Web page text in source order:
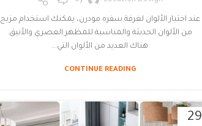
عند اختيار الألوان لغرفة سفره مودرن، يمكنك استخدام مزيج
من الألوان الحديثة والمناسبة للمظهر العصري والأنيق.
هناك العديد من الألوان التي...
CONTINUE READING
29